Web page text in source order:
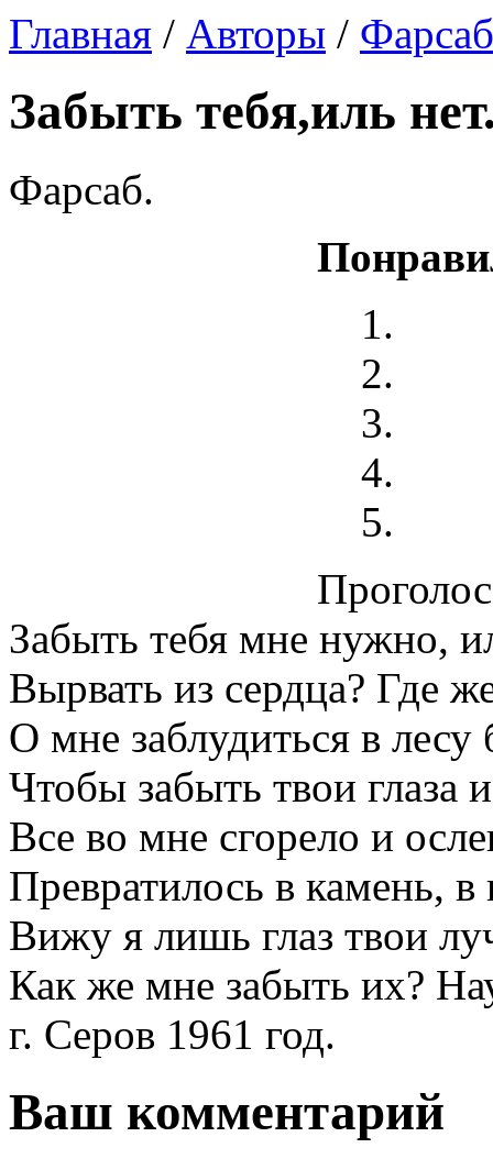
Главная / Авторы / Фарсаб
Забыть тебя,иль
Фарсаб.
Забыть тебя мне нужно,
Вырвать из сердца? Где
О мне заблудиться в лесу
Чтобы забыть твои глаза
Все во мне сгорело и
Превратилось в камень, в
Вижу я лишь глаз твои
Как же мне забыть их?
г. Серов 1961 год.
Ваш комментарий